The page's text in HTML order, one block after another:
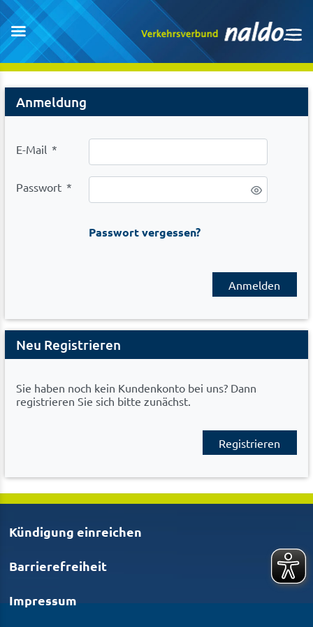
Login
Anmeldung
E-Mail *
Passwort *
Passwort vergessen?
Anmelden
Neu Registrieren
Sie haben noch kein Kundenkonto bei uns? Dann
registrieren Sie sich bitte zunächst.
Registrieren
Kündigung einreichen
Barrierefreiheit
Impressum